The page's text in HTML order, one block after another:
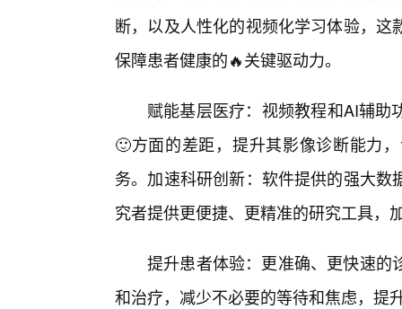
断，以及人性化的视频化学习体验，
保障患者健康的🔥关键驱动力。
赋能基层医疗：视频教程和AI辅助
🙂方面的差距，提升其影像诊断能力
务。加速科研创新：软件提供的强大
究者提供更便捷、更精准的研究工具，
提升患者体验：更准确、更快速的
和治疗，减少不必要的等待和焦虑，提